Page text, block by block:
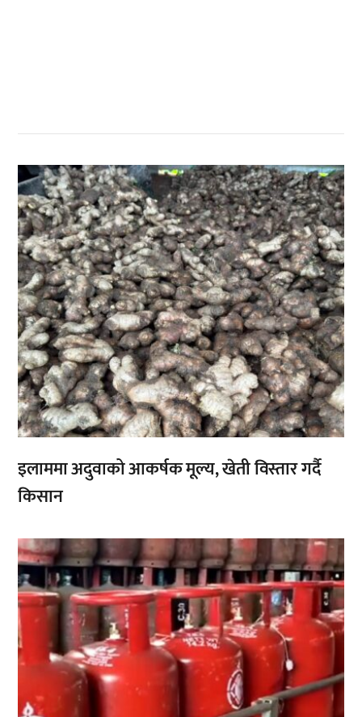
,
इलाममा अदुवाको आकर्षक मूल्य, खेती विस्तार गर्दै
किसान
,